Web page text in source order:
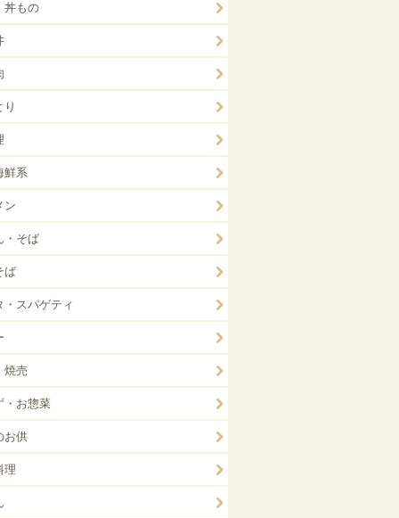
丼もの
り
鮮系
ン
・そば
ば
・スパゲティ
焼売
・お惣菜
お供
理